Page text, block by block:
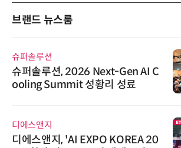
브랜드 뉴스룸
슈퍼솔루션
슈퍼솔루션, 2026 Next-Gen AI C
ooling Summit 성황리 성료
디에스앤지
디에스앤지, 'AI EXPO KOREA 20